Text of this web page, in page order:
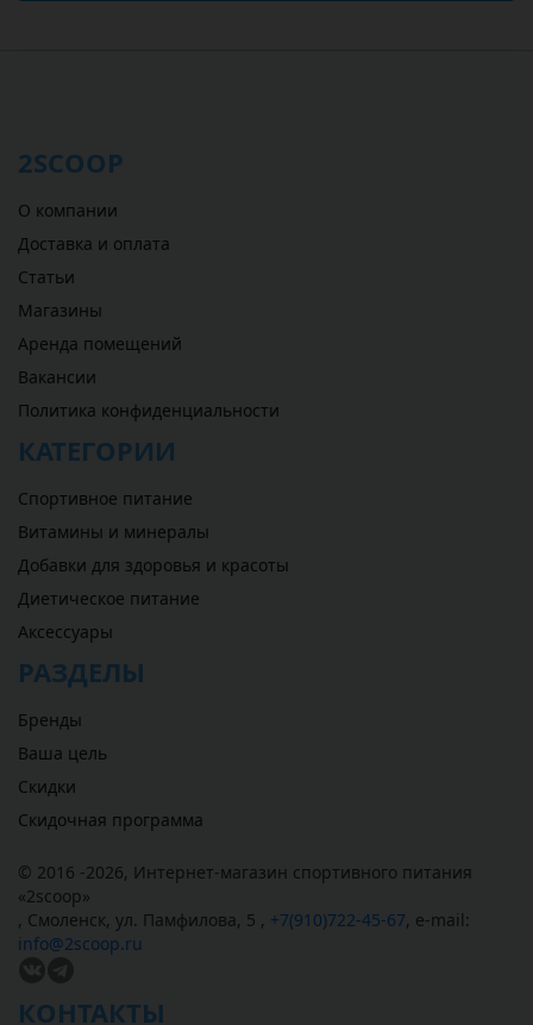
2SCOOP
О компании
Доставка и оплата
Статьи
Магазины
Аренда помещений
Вакансии
Политика конфиденциальности
КАТЕГОРИИ
Спортивное питание
Витамины и минералы
Добавки для здоровья и красоты
Диетическое питание
Аксессуары
РАЗДЕЛЫ
Бренды
Ваша цель
Скидки
Скидочная программа
© 2016 -2026, Интернет-магазин спортивного питания
«2scoop»
, Смоленск, ул. Памфилова, 5 , +7(910)722-45-67, e-mail:
info@2scoop.ru
КОНТАКТЫ